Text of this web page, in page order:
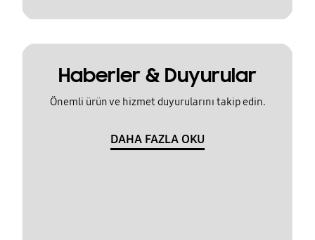
Haberler & Duyurular
Önemli ürün ve hizmet duyurularını takip edin.
DAHA FAZLA OKU